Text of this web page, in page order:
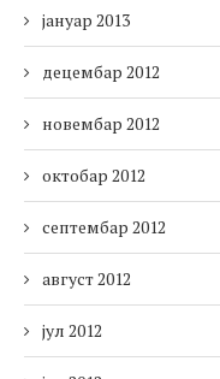
јануар 2013
децембар 2012
новембар 2012
октобар 2012
септембар 2012
август 2012
јул 2012